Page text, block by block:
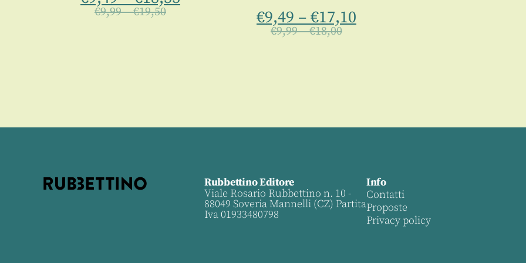
€9,99–€19,50 €9,49 – €17,10
€9,99–€18,00
Rubbettino Editore
Viale Rosario Rubbettino n. 10 -
88049 Soveria Mannelli (CZ) Partita
Iva 01933480798
Info
Contatti
Proposte
Privacy policy